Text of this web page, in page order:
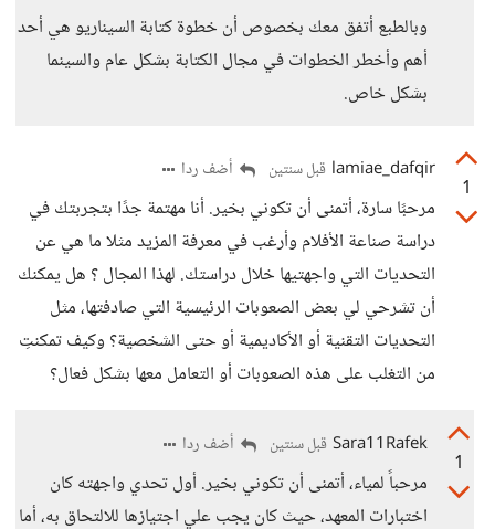
وبالطبع أتفق معك بخصوص أن خطوة كتابة السيناريو هي أحد
أهم وأخطر الخطوات في مجال الكتابة بشكل عام والسينما
بشكل خاص.
1
lamiae_dafqir قبل سنتين أضف ردا
مرحبًا سارة، أتمنى أن تكوني بخير. أنا مهتمة جدًا بتجربتك في
دراسة صناعة الأفلام وأرغب في معرفة المزيد مثلا ما هي عن
التحديات التي واجهتيها خلال دراستك. لهذا المجال ؟ هل يمكنك
أن تشرحي لي بعض الصعوبات الرئيسية التي صادفتها، مثل
التحديات التقنية أو الأكاديمية أو حتى الشخصية؟ وكيف تمكنتِ
من التغلب على هذه الصعوبات أو التعامل معها بشكل فعال؟
1
Sara11Rafek قبل سنتين أضف ردا
مرحباً لمياء، أتمنى أن تكوني بخير. أول تحدي واجهته كان
اختبارات المعهد، حيث كان يجب علي اجتيازها للالتحاق به، أما